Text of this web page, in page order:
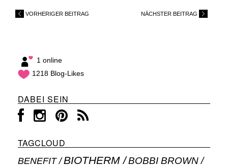
VORHERIGER BEITRAG NÄCHSTER BEITRAG
1 online
1218 Blog-Likes
DABEI SEIN
TAGCLOUD
BENEFIT BIOTHERM BOBBI BROWN